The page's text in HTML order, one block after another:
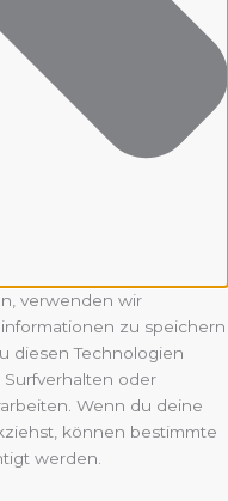
verwenden wir
zu speichern
diesen Technologien
oder
Wenn du deine
können bestimmte
werden.